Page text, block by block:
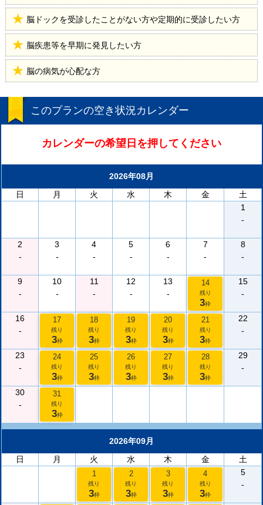
脳ドックを受診したことがない方や定期的に受診したい方
脳疾患等を早期に発見したい方
脳の病気が心配な方
このプランの空き状況カレンダー
カレンダーの希望日を押してください
2026年08月
日
月 火 水 木 金
土
1
-
2
-
3
-
4
-
5
-
6
-
7
-
8
-
9
-
10
-
11
-
12
-
13
-
14
残り
3枠
15
-
16
-
17
残り
3枠
18
残り
3枠
19
残り
3枠
20
残り
3枠
21
残り
3枠
22
-
23
-
24
残り
3枠
25
残り
3枠
26
残り
3枠
27
残り
3枠
28
残り
3枠
29
-
30
-
31
残り
3枠
2026年09月
日
月 火 水 木 金 土
1
残り
3枠
2
残り
3枠
3
残り
3枠
4
残り
3枠
5
-